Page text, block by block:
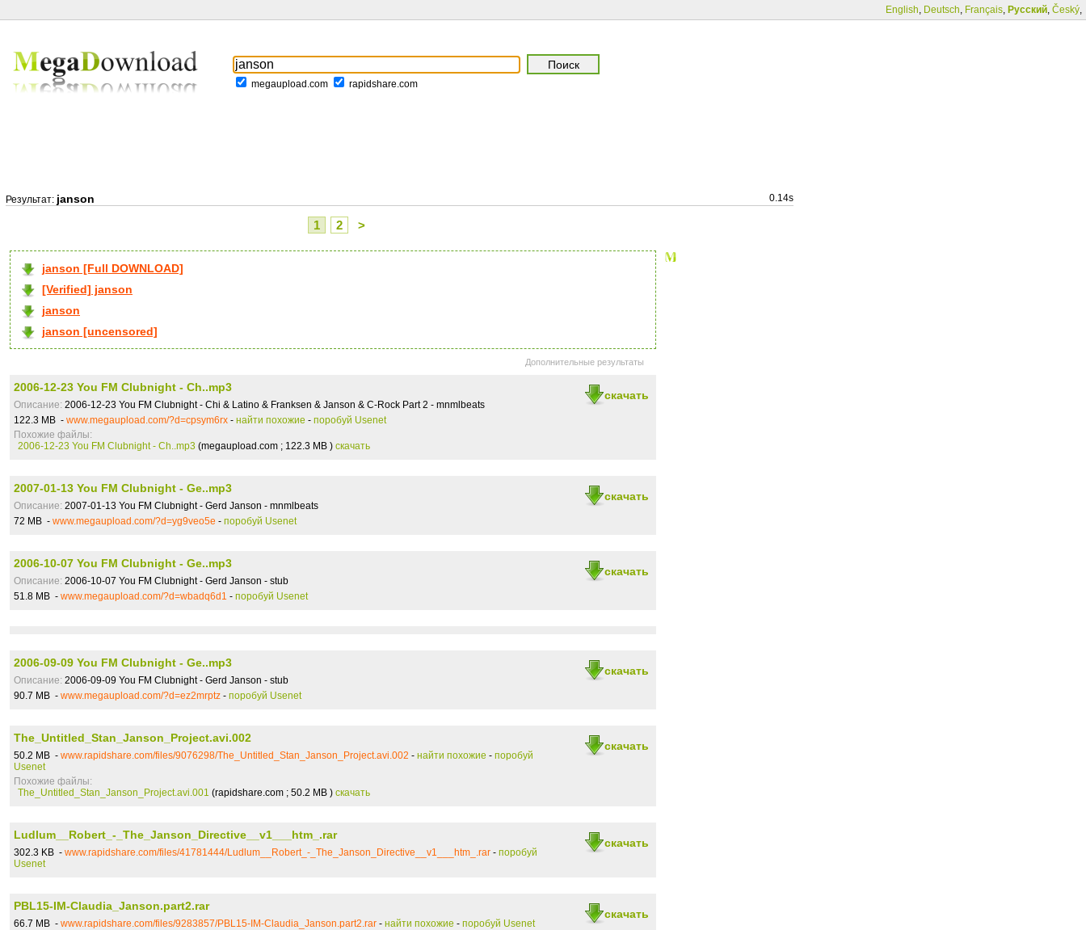
English, Deutsch, Français, Русский, Český,
megaupload.com rapidshare.com
Результат: janson 0.14s
1 2 >
janson [Full DOWNLOAD]
[Verified] janson
janson
janson [uncensored]
Дополнительные результаты
скачать
2006-12-23 You FM Clubnight - Ch..mp3
Описание: 2006-12-23 You FM Clubnight - Chi & Latino & Franksen & Janson & C-Rock Part 2 - mnmlbeats
122.3 MB - www.megaupload.com/?d=cpsym6rx - найти похожие - поробуй Usenet
Похожие файлы:
2006-12-23 You FM Clubnight - Ch..mp3 (megaupload.com ; 122.3 MB ) скачать
скачать
2007-01-13 You FM Clubnight - Ge..mp3
Описание: 2007-01-13 You FM Clubnight - Gerd Janson - mnmlbeats
72 MB - www.megaupload.com/?d=yg9veo5e - поробуй Usenet
скачать
2006-10-07 You FM Clubnight - Ge..mp3
Описание: 2006-10-07 You FM Clubnight - Gerd Janson - stub
51.8 MB - www.megaupload.com/?d=wbadq6d1 - поробуй Usenet
скачать
2006-09-09 You FM Clubnight - Ge..mp3
Описание: 2006-09-09 You FM Clubnight - Gerd Janson - stub
90.7 MB - www.megaupload.com/?d=ez2mrptz - поробуй Usenet
скачать
The_Untitled_Stan_Janson_Project.avi.002
50.2 MB - www.rapidshare.com/files/9076298/The_Untitled_Stan_Janson_Project.avi.002 - найти похожие - поробуй
Usenet
Похожие файлы:
The_Untitled_Stan_Janson_Project.avi.001 (rapidshare.com ; 50.2 MB ) скачать
скачать
Ludlum__Robert_-_The_Janson_Directive__v1___htm_.rar
302.3 KB - www.rapidshare.com/files/41781444/Ludlum__Robert_-_The_Janson_Directive__v1___htm_.rar - поробуй
Usenet
скачать
PBL15-IM-Claudia_Janson.part2.rar
66.7 MB - www.rapidshare.com/files/9283857/PBL15-IM-Claudia_Janson.part2.rar - найти похожие - поробуй Usenet